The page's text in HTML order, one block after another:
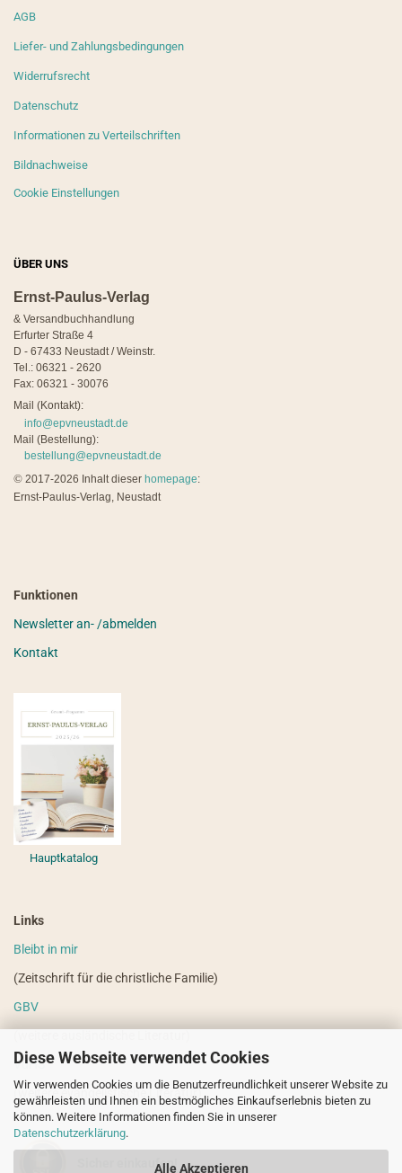
Diese Webseite verwendet Cookies
Wir verwenden Cookies um die Benutzerfreundlichkeit unserer Website zu
gewährleisten und Ihnen ein bestmögliches Einkaufserlebnis bieten zu
können. Weitere Informationen finden Sie in unserer
Datenschutzerklärung.
Alle Akzeptieren
AGB
Liefer- und Zahlungsbedingungen
Widerrufsrecht
Datenschutz
Informationen zu Verteilschriften
Bildnachweise
Cookie Einstellungen
ÜBER UNS
Ernst-Paulus-Verlag
& Versandbuchhandlung
Erfurter Straße 4
D - 67433 Neustadt / Weinstr.
Tel.: 06321 - 2620
Fax: 06321 - 30076
Mail (Kontakt):
info@epvneustadt.de
Mail (Bestellung):
bestellung@epvneustadt.de
© 2017-2026 Inhalt dieser homepage:
Ernst-Paulus-Verlag, Neustadt
Funktionen
Newsletter an- /abmelden
Kontakt
Hauptkatalog
Links
Bleibt in mir
(Zeitschrift für die christliche Familie)
GBV
VdHS
(weitere evangelistische Literatur)
Sicher einkaufen!